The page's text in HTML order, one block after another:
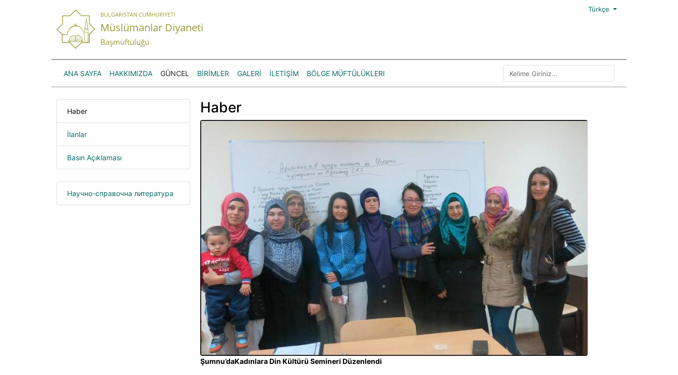
BULGARISTAN CUMHURIYETI
Müslümanlar Diyaneti
Başmüftülüğü
Türkçe
ANA SAYFA HAKKIMIZDA GÜNCEL BİRİMLER GALERİ İLETİŞİM BÖLGE MÜFTÜLÜKLERI
Haber
İlanlar
Basın Açıklaması
Научно-справочна литература
Haber
Şumnu’daKadınlara Din Kültürü Semineri Düzenlendi